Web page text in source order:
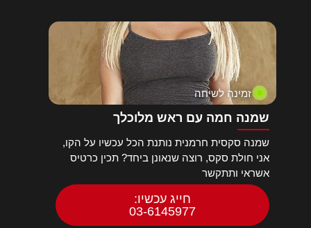
זמינה לשיחה
שמנה חמה עם ראש מלוכלך
שמנה סקסית חרמנית נותנת הכל עכשיו על הקו,
אני חולת סקס, רוצה שנאונן ביחד? תכין כרטיס
אשראי ותתקשר
חייג עכשיו:
03-6145977